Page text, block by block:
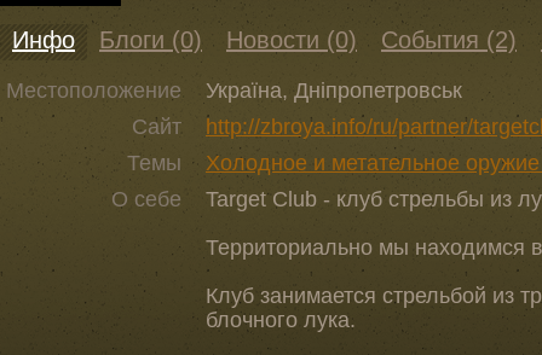
Инфо Блоги (0) Новости (0) События (2)
Местоположение
Україна, Дніпропетровськ
Сайт
http://zbroya.info/ru/partner/
Темы
Холодное и метательное
О себе
Target Club - клуб стрельбы из
Территориально мы находимся
Клуб занимается стрельбой из
блочного лука.